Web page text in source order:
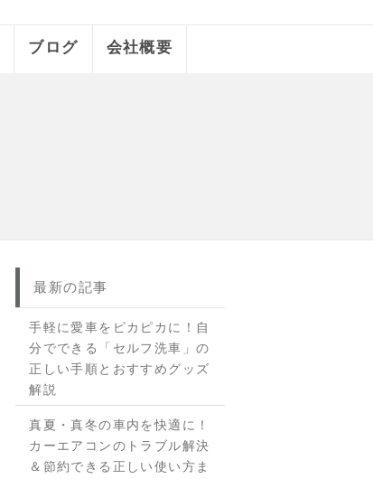
ブログ 会社概要
最新の記事
手軽に愛車をピカピカに！自
分でできる「セルフ洗車」の
正しい手順とおすすめグッズ
解説
真夏・真冬の車内を快適に！
カーエアコンのトラブル解決
＆節約できる正しい使い方ま